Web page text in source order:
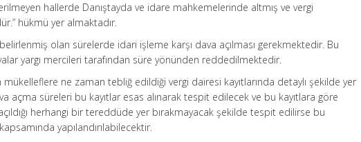
hallerde Danıştayda ve idare mahkemelerinde altmış ve vergi
hükmü yer almaktadır.
olan sürelerde idari işleme karşı dava açılması gerekmektedir. Bu
yargı mercileri tarafından süre yönünden reddedilmektedir.
ne zaman tebliğ edildiği vergi dairesi kayıtlarında detaylı şekilde yer
açma süreleri bu kayıtlar esas alınarak tespit edilecek ve bu kayıtlara göre
herhangi bir tereddüde yer bırakmayacak şekilde tespit edilirse bu
yapılandırılabilecektir.